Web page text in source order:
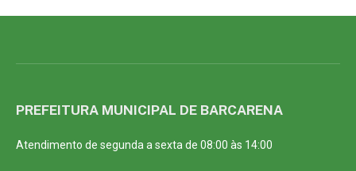
PREFEITURA MUNICIPAL DE BARCARENA
Atendimento de segunda a sexta de 08:00 às 14:00